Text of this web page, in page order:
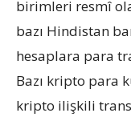
birimleri resmî
bazı Hindistan
hesaplara para
Bazı kripto para
kripto ilişkili